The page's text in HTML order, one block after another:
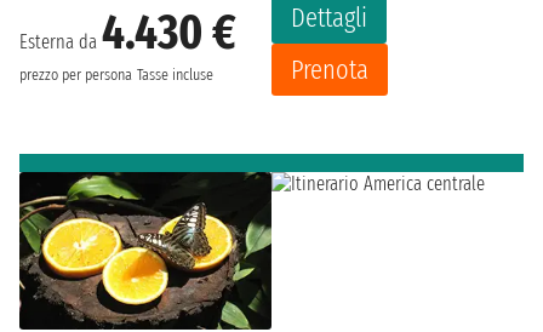
Esterna da 4.430 €
prezzo per persona Tasse incluse
Dettagli
Prenota